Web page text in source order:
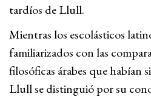
tardíos de Llull.
Mientras los escolásticos
familiarizados con las
filosóficas árabes que habían
Llull se distinguió por su